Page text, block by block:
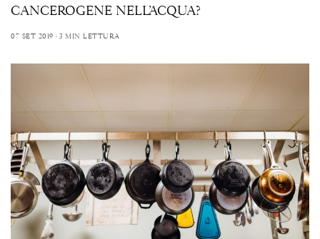
CANCEROGENE NELL’ACQUA?
07 SET 2019 3 MIN LETTURA